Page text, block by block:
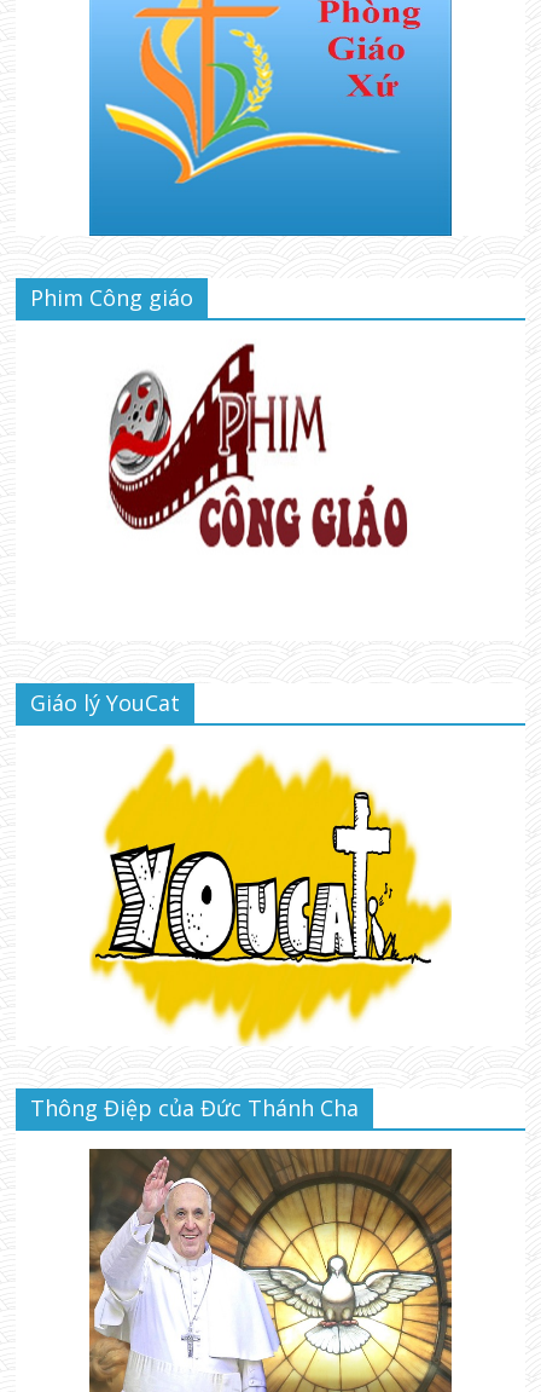
Phim Công giáo
Giáo lý YouCat
Thông Điệp của Đức Thánh Cha